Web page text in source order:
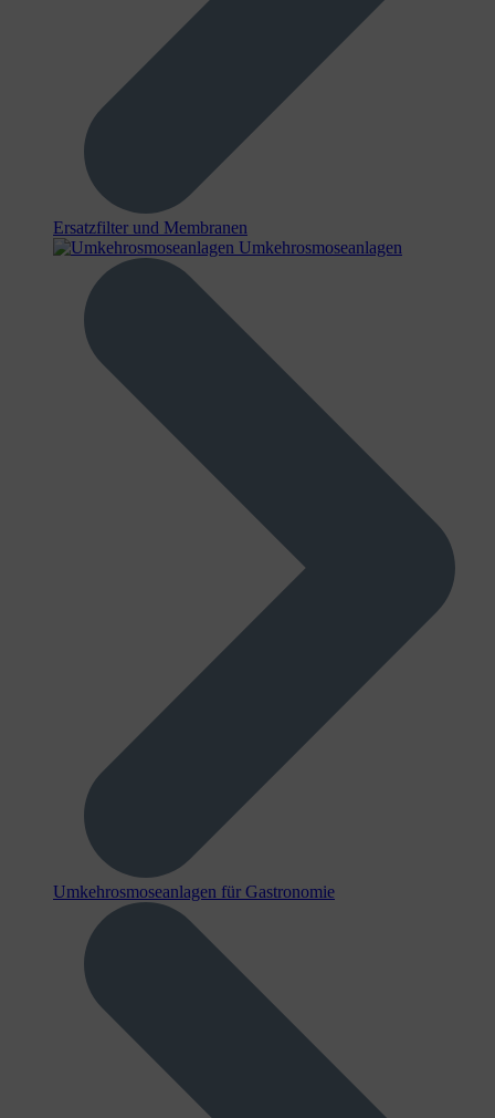
Ersatzfilter und Membranen
Umkehrosmoseanlagen
Umkehr­osmose­anlagen für Gastronomie